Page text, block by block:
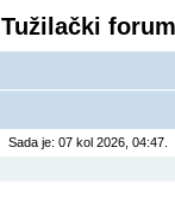
Tužilački forum
Sada je: 07 kol 2026, 04:47.